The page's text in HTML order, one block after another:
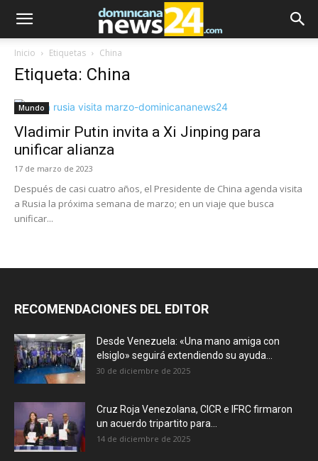
Inicio Etiquetas China
Etiqueta: China
Mundo
Vladimir Putin invita a Xi Jinping para
unificar alianza
17 de marzo de 2023
Después de casi cuatro años, el Presidente de China agenda visita
a Rusia la próxima semana de marzo; en un viaje que busca
unificar...
RECOMENDACIONES DEL EDITOR
Desde Venezuela: «Una mano amiga con
elsiglo» seguirá extendiendo su ayuda...
30 de diciembre de 2025
Cruz Roja Venezolana, CICR e IFRC firmaron
un acuerdo tripartito para...
14 de diciembre de 2025